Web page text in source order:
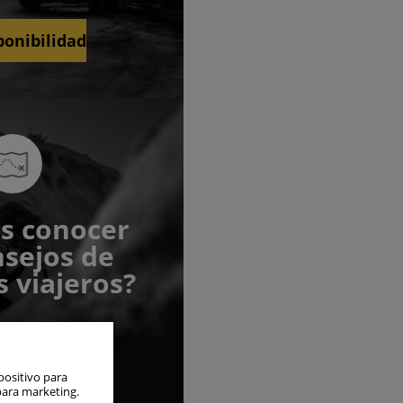
conocer
de
viajeros?
para
marketing.